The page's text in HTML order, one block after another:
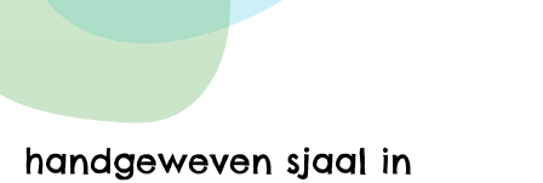
handgeweven sjaal in